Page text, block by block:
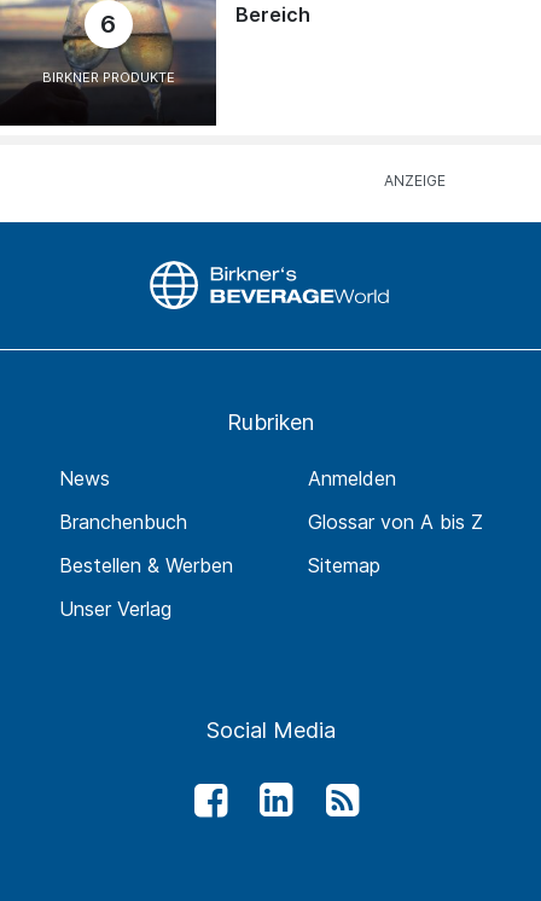
6
BIRKNER PRODUKTE
Bereich
Rubriken
News
Branchenbuch
Bestellen & Werben
Unser Verlag
Anmelden
Glossar von A bis Z
Sitemap
Social Media